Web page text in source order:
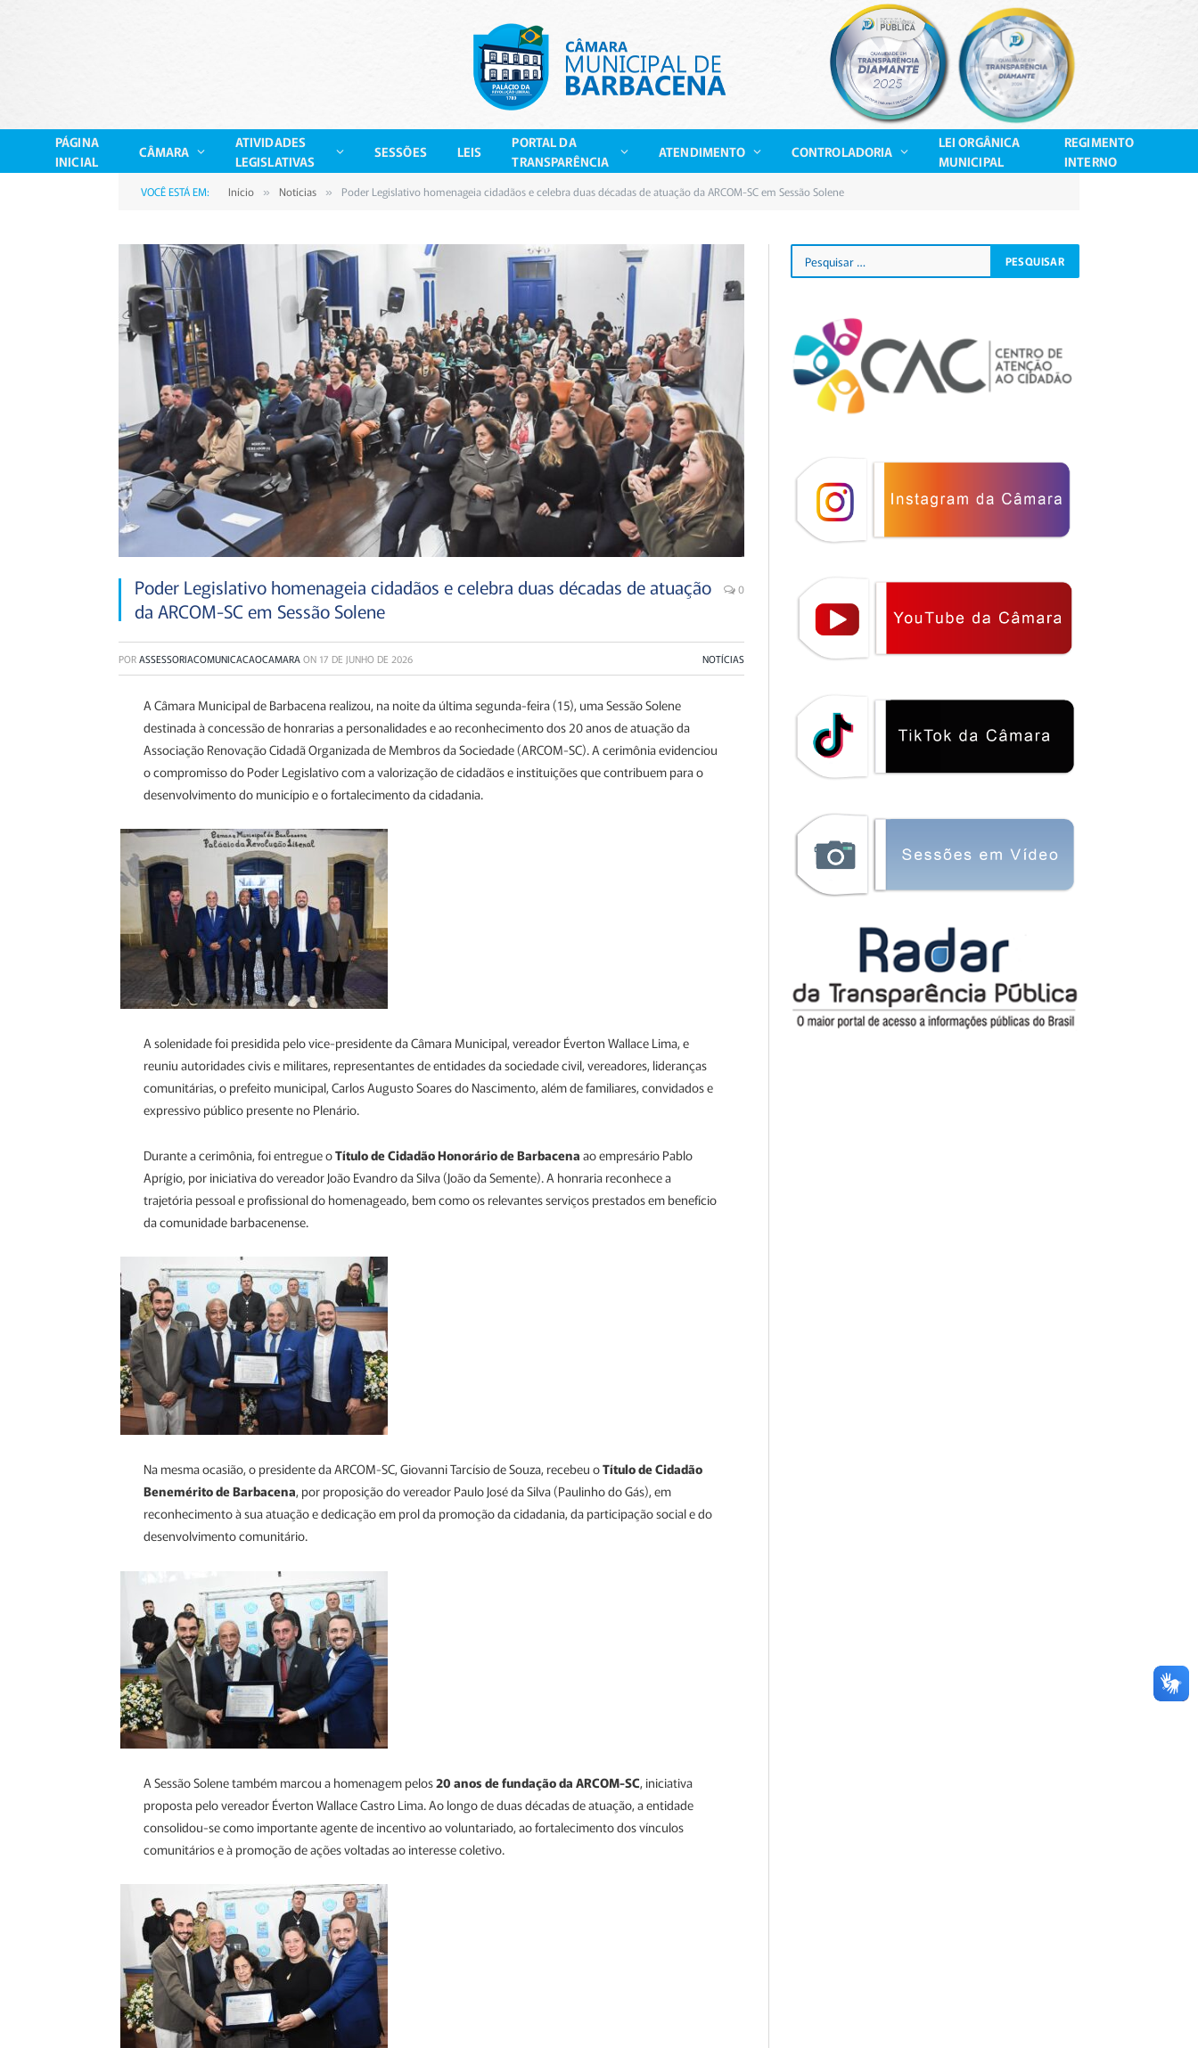
PÁGINA
INICIAL
CÂMARA
ATIVIDADES
LEGISLATIVAS
SESSÕES LEIS
PORTAL DA
TRANSPARÊNCIA
ATENDIMENTO CONTROLADORIA
LEI ORGÂNICA
MUNICIPAL
REGIMENTO
INTERNO
VOCÊ ESTÁ EM: Início » Notícias » Poder Legislativo homenageia cidadãos e celebra duas décadas de atuação da ARCOM-SC em Sessão Solene
Poder Legislativo homenageia cidadãos e celebra duas décadas de atuação
da ARCOM-SC em Sessão Solene
0
PORASSESSORIACOMUNICACAOCAMARAON 17 DE JUNHO DE 2026 NOTÍCIAS
A Câmara Municipal de Barbacena realizou, na noite da última segunda-feira (15), uma Sessão Solene
destinada à concessão de honrarias a personalidades e ao reconhecimento dos 20 anos de atuação da
Associação Renovação Cidadã Organizada de Membros da Sociedade (ARCOM-SC). A cerimônia evidenciou
o compromisso do Poder Legislativo com a valorização de cidadãos e instituições que contribuem para o
desenvolvimento do município e o fortalecimento da cidadania.
A solenidade foi presidida pelo vice-presidente da Câmara Municipal, vereador Éverton Wallace Lima, e
reuniu autoridades civis e militares, representantes de entidades da sociedade civil, vereadores, lideranças
comunitárias, o prefeito municipal, Carlos Augusto Soares do Nascimento, além de familiares, convidados e
expressivo público presente no Plenário.
Durante a cerimônia, foi entregue oTítulo de Cidadão Honorário de Barbacena ao empresário Pablo
Aprígio, por iniciativa do vereador João Evandro da Silva (João da Semente). A honraria reconhece a
trajetória pessoal e profissional do homenageado, bem como os relevantes serviços prestados em benefício
da comunidade barbacenense.
Na mesma ocasião, o presidente da ARCOM-SC, Giovanni Tarcísio de Souza, recebeu oTítulo de Cidadão
Benemérito de Barbacena, por proposição do vereador Paulo José da Silva (Paulinho do Gás), em
reconhecimento à sua atuação e dedicação em prol da promoção da cidadania, da participação social e do
desenvolvimento comunitário.
A Sessão Solene também marcou a homenagem pelos20 anos de fundação da ARCOM-SC, iniciativa
proposta pelo vereador Éverton Wallace Castro Lima. Ao longo de duas décadas de atuação, a entidade
consolidou-se como importante agente de incentivo ao voluntariado, ao fortalecimento dos vínculos
comunitários e à promoção de ações voltadas ao interesse coletivo.